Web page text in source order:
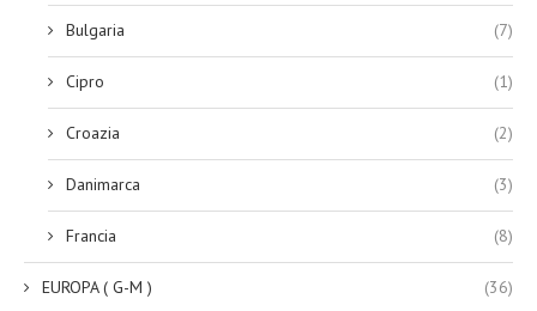
Bulgaria (7)
Cipro (1)
Croazia (2)
Danimarca (3)
Francia (8)
EUROPA ( G-M ) (36)